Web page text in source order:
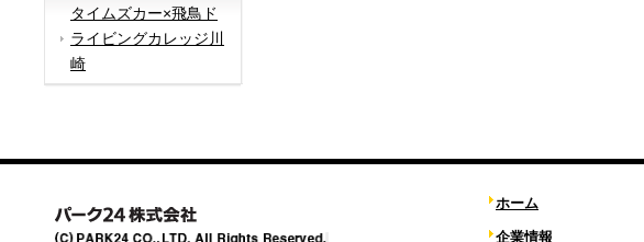
タイムズカー×飛鳥ド
ライビングカレッジ川
崎
ホーム
企業情報